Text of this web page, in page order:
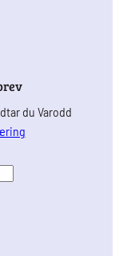
du Varodd